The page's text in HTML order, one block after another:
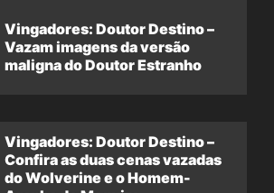
Vingadores: Doutor Destino –
Vazam imagens da versão
maligna do Doutor Estranho
Vingadores: Doutor Destino –
Confira as duas cenas vazadas
do Wolverine e o Homem-